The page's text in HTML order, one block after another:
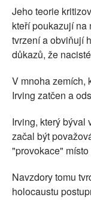
Jeho teorie
kteří poukazují na
tvrzení a obviňují
důkazů, že
V mnoha zemích,
Irving zatčen a
Irving, který býval
začal být
"provokace"
Navzdory tomu
holocaustu